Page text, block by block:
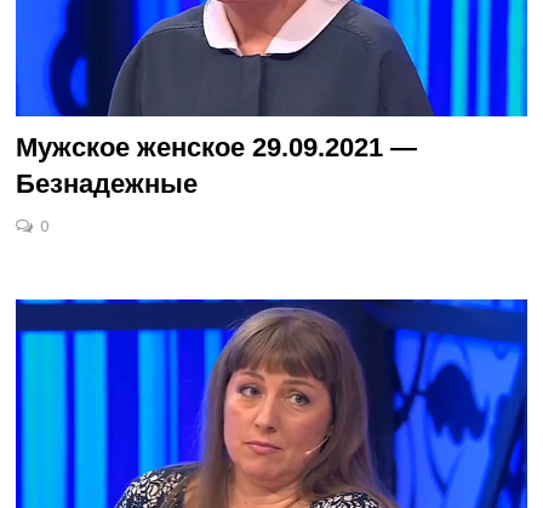
Мужское женское 29.09.2021 —
Безнадежные
0